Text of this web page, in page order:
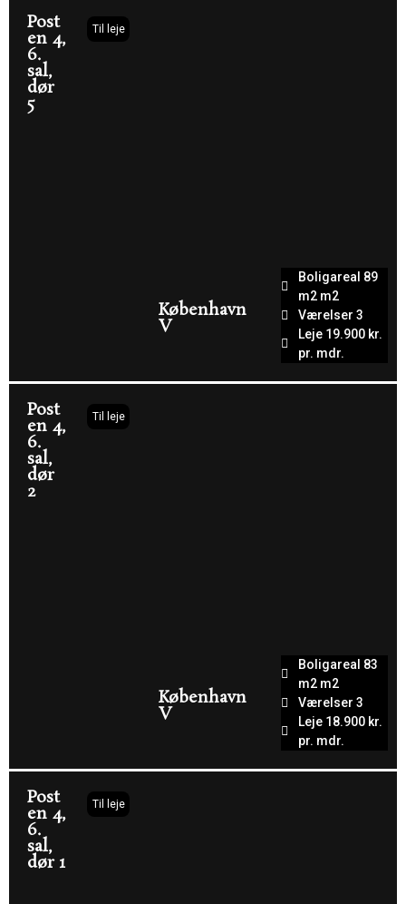
Post
en 4,
6.
sal,
dør
5
Til leje
Boligareal 89
m2 m2
Værelser 3
Leje 19.900 kr.
pr. mdr.
Post
en 4,
6.
sal,
dør
2
Til leje
København
V
Boligareal 83
m2 m2
Værelser 3
Leje 18.900 kr.
pr. mdr.
Post
en 4,
6.
sal,
dør 1
Til leje
København
V